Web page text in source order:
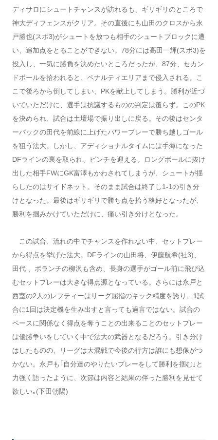
ディサロにシュートチャンスが訪れるも、ギリギリのところで
神大ディフェンスがクリア。その直後にも山田のクロスから永
戸勝也(スポ3)がシュートを放つも相手のシュートブロックに遭
い、追加点をとることができない。78分には高田一輝(スポ3)を
投入し、一気に勝負を決めたいところだったが、87分、セカン
ドボールを拾われると、ペナルティエリアまで侵入される。こ
こで後ろから倒してしまい、PKを献上してしまう。勝利が近づ
いていただけに、選手は抗議するものの判定は覆らず。このPK
を決められ、試合は土壇場で振り出しに戻る。その後はセンタ
ーバックの田代を前線に上げたパワープレーで勝ち越しゴール
を狙う法大。しかし、アディショナルタイムには手薄になった
DFラインの裏を取られ、ピンチを迎える。ロングボールに抜け
出した相手FWにGK富澤もかわされてしまうが、シュートが揺
らしたのはサイドネット。そのまま試合は終了し1-1の引き分
けとなった。最後はギリギリで勝ち点を拾う格好となったが、
勝利を掴みかけていただけに、痛い引き分けとなった。
この試合、流れの中でチャンスを作れない中、セットプレー
から得点を挙げた法大。DFラインの山田将、伊藤航希(社3)、
田代 、ボランチの柳沢も含め、長身の選手がゴール前に飛び込
むセットプレーは大きな得点源となっている。さらには永戸と
西室の2人のレフティーはリーグ屈指のキック精度を誇り、1試
合に1回は決定機を生み出すと言っても過言ではない。試合の
ペースに関係なく得点を奪うことの出来ることのセットプレー
は優勝争いをしていく中で法大の武器となるだろう。引き分け
はしたものの、リーグは大混戦で今後の行方は誰にも想像がつ
かない。永戸も｢自分達のやりたいプレーをして勝利を掴む｣と
力強く語ったように、次節は内容と結果の伴った勝利を見せて
欲しい｡(下田朝陽)